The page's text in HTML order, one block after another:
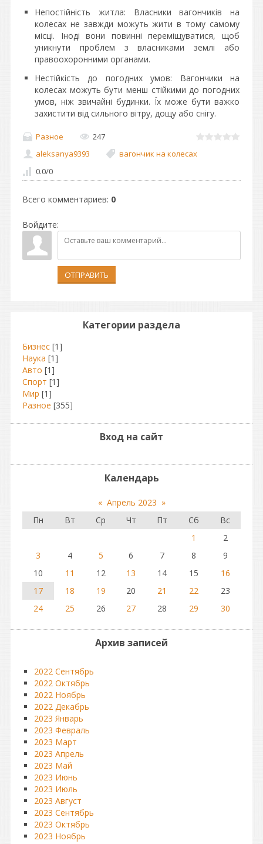
Непостійність житла: Власники вагончиків на
колесах не завжди можуть жити в тому самому
місці. Іноді вони повинні переміщуватися, щоб
уникнути проблем з власниками землі або
правоохоронними органами.
Нестійкість до погодних умов: Вагончики на
колесах можуть бути менш стійкими до погодних
умов, ніж звичайні будинки. Їх може бути важко
захистити від сильного вітру, дощу або снігу.
Разное
247
aleksanya9393
вагончик на колесах
0.0/0
Всего комментариев: 0
Войдите:
ОТПРАВИТЬ
Категории раздела
Бизнес [1]
Наука [1]
Авто [1]
Спорт [1]
Мир [1]
Разное [355]
Вход на сайт
Календарь
« Апрель 2023 »
Пн
Вт Ср Чт Пт Сб
Вс
1
2
3
4 5 6 7 8
9
10
11 12 13 14 15
16
17
18 19 20 21 22
23
24
25 26 27 28 29 30
Архив записей
2022 Сентябрь
2022 Октябрь
2022 Ноябрь
2022 Декабрь
2023 Январь
2023 Февраль
2023 Март
2023 Апрель
2023 Май
2023 Июнь
2023 Июль
2023 Август
2023 Сентябрь
2023 Октябрь
2023 Ноябрь